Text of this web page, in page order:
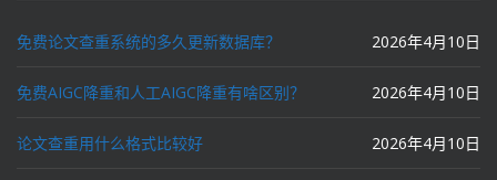
免费论文查重系统的多久更新数据库？ 2026年4月10日
免费AIGC降重和人工AIGC降重有啥区别？ 2026年4月10日
论文查重用什么格式比较好 2026年4月10日